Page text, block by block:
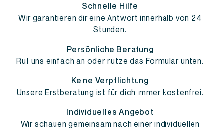
Schnelle Hilfe
Wir garantieren dir eine Antwort innerhalb von 24
Stunden.
Persönliche Beratung
Ruf uns einfach an oder nutze das Formular unten.
Keine Verpflichtung
Unsere Erstberatung ist für dich immer kostenfrei.
Individuelles Angebot
Wir schauen gemeinsam nach einer individuellen